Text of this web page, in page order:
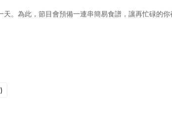
。為此，節目會預備一連串簡易食譜，讓再忙碌的你